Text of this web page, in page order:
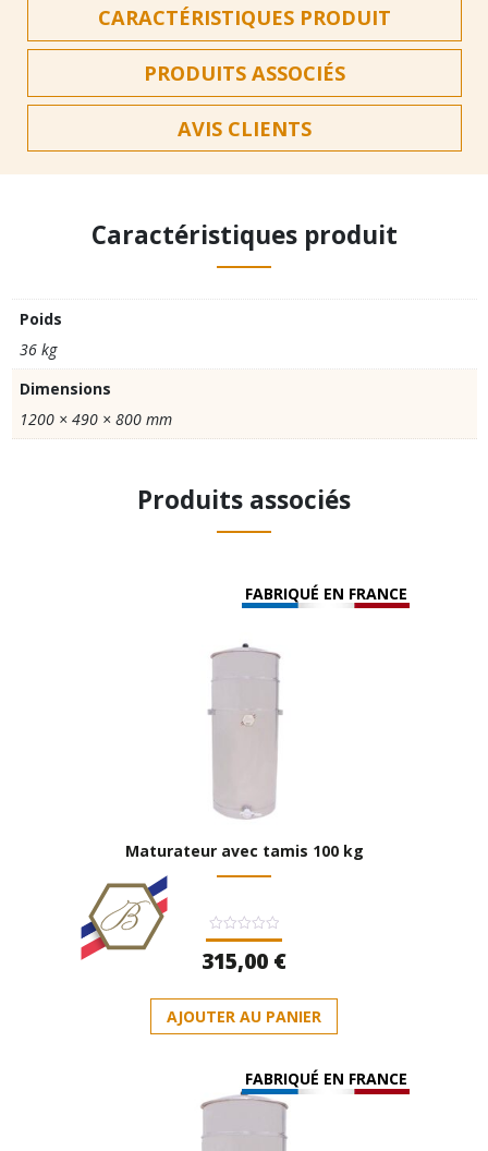
CARACTÉRISTIQUES PRODUIT
PRODUITS ASSOCIÉS
AVIS CLIENTS
Caractéristiques produit
Poids
36 kg
Dimensions
1200 × 490 × 800 mm
Produits associés
FABRIQUÉ EN FRANCE
Maturateur avec tamis 100 kg
Note
0
sur
315,00 €
AJOUTER AU PANIER
FABRIQUÉ EN FRANCE